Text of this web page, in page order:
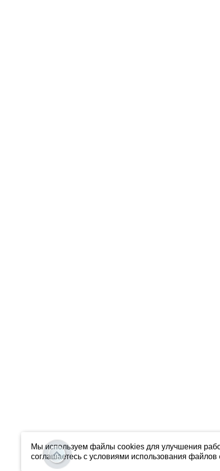
Мы используем файлы cookies для улучшения
соглашаетесь с условиями использования файлов